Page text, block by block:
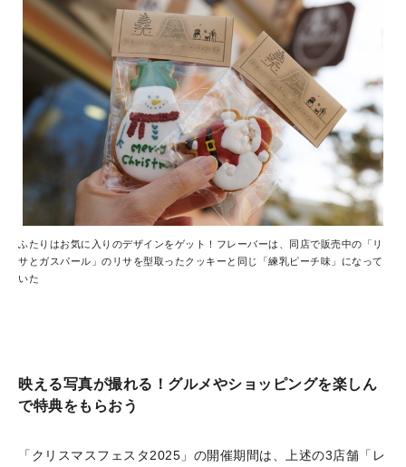
ふたりはお気に入りのデザインをゲット！フレーバーは、同店で販売中の「リ
サとガスパール」のリサを型取ったクッキーと同じ「練乳ピーチ味」になって
いた
映える写真が撮れる！グルメやショッピングを楽しん
で特典をもらおう
「クリスマスフェスタ2025」の開催期間は、上述の3店舗「レ